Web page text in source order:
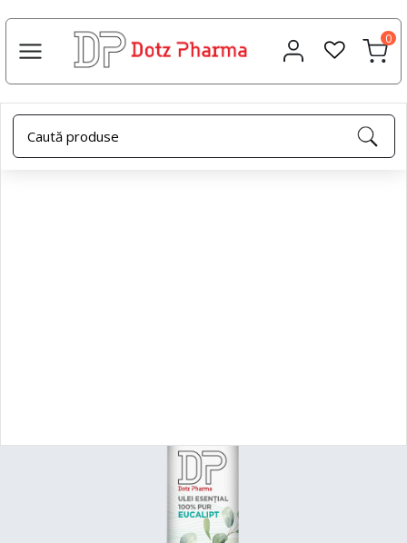
0
Acasa Uleiuri esențiale
Ulei esential eucalipt, 10ml,
Dotz Pharma